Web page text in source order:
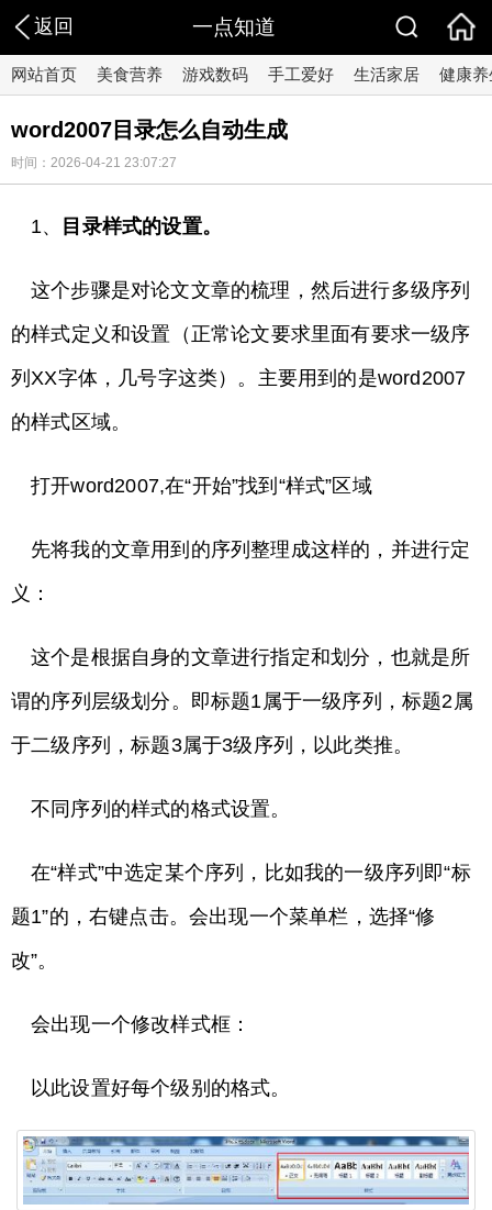
返回 一点知道
网站首页 美食营养 游戏数码 手工爱好 生活家居 健康养
word2007目录怎么自动生成
时间：2026-04-21 23:07:27
1、 目录样式的设置。
这个步骤是对论文文章的梳理，然后进行多级序列
的样式定义和设置（正常论文要求里面有要求一级序
列XX字体，几号字这类）。主要用到的是word2007
的样式区域。
打开word2007,在“开始”找到“样式”区域
先将我的文章用到的序列整理成这样的，并进行定
义：
这个是根据自身的文章进行指定和划分，也就是所
谓的序列层级划分。即标题1属于一级序列，标题2属
于二级序列，标题3属于3级序列，以此类推。
不同序列的样式的格式设置。
在“样式”中选定某个序列，比如我的一级序列即“标
题1”的，右键点击。会出现一个菜单栏，选择“修
改”。
会出现一个修改样式框：
以此设置好每个级别的格式。